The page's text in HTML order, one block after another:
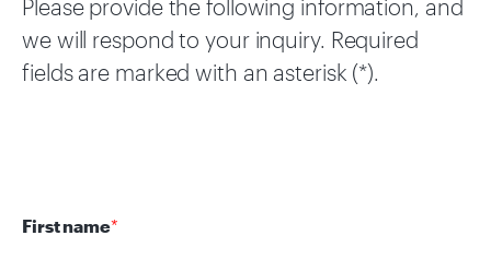
Please provide the following information, and
we will respond to your inquiry. Required
fields are marked with an asterisk (*).
First name*